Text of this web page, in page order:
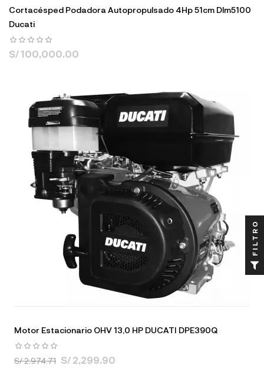
Cortacésped Podadora Autopropulsado 4Hp 51cm Dlm5100
Ducati
S/ 100,000.00
Motor Estacionario OHV 13,0 HP DUCATI DPE390Q
S/ 2,974.71 S/ 2,299.90
FILTRO